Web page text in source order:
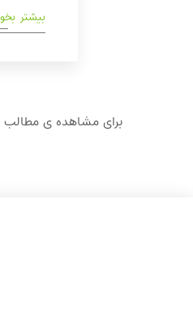
بیشتر
برای مشاهده ی مطالب